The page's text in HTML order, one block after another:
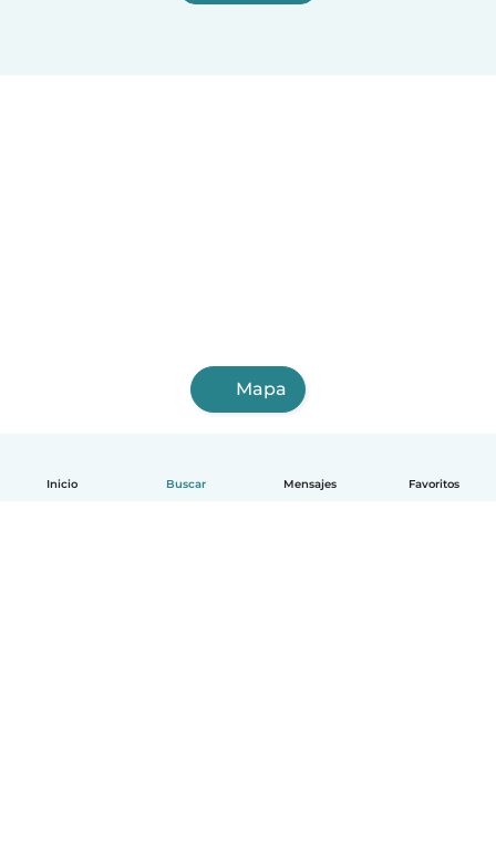
Inicio Buscar Mensajes Favoritos
Mapa